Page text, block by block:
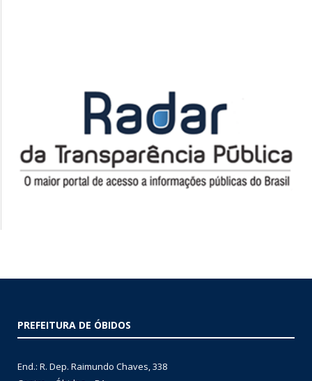
PREFEITURA DE ÓBIDOS
End.: R. Dep. Raimundo Chaves, 338